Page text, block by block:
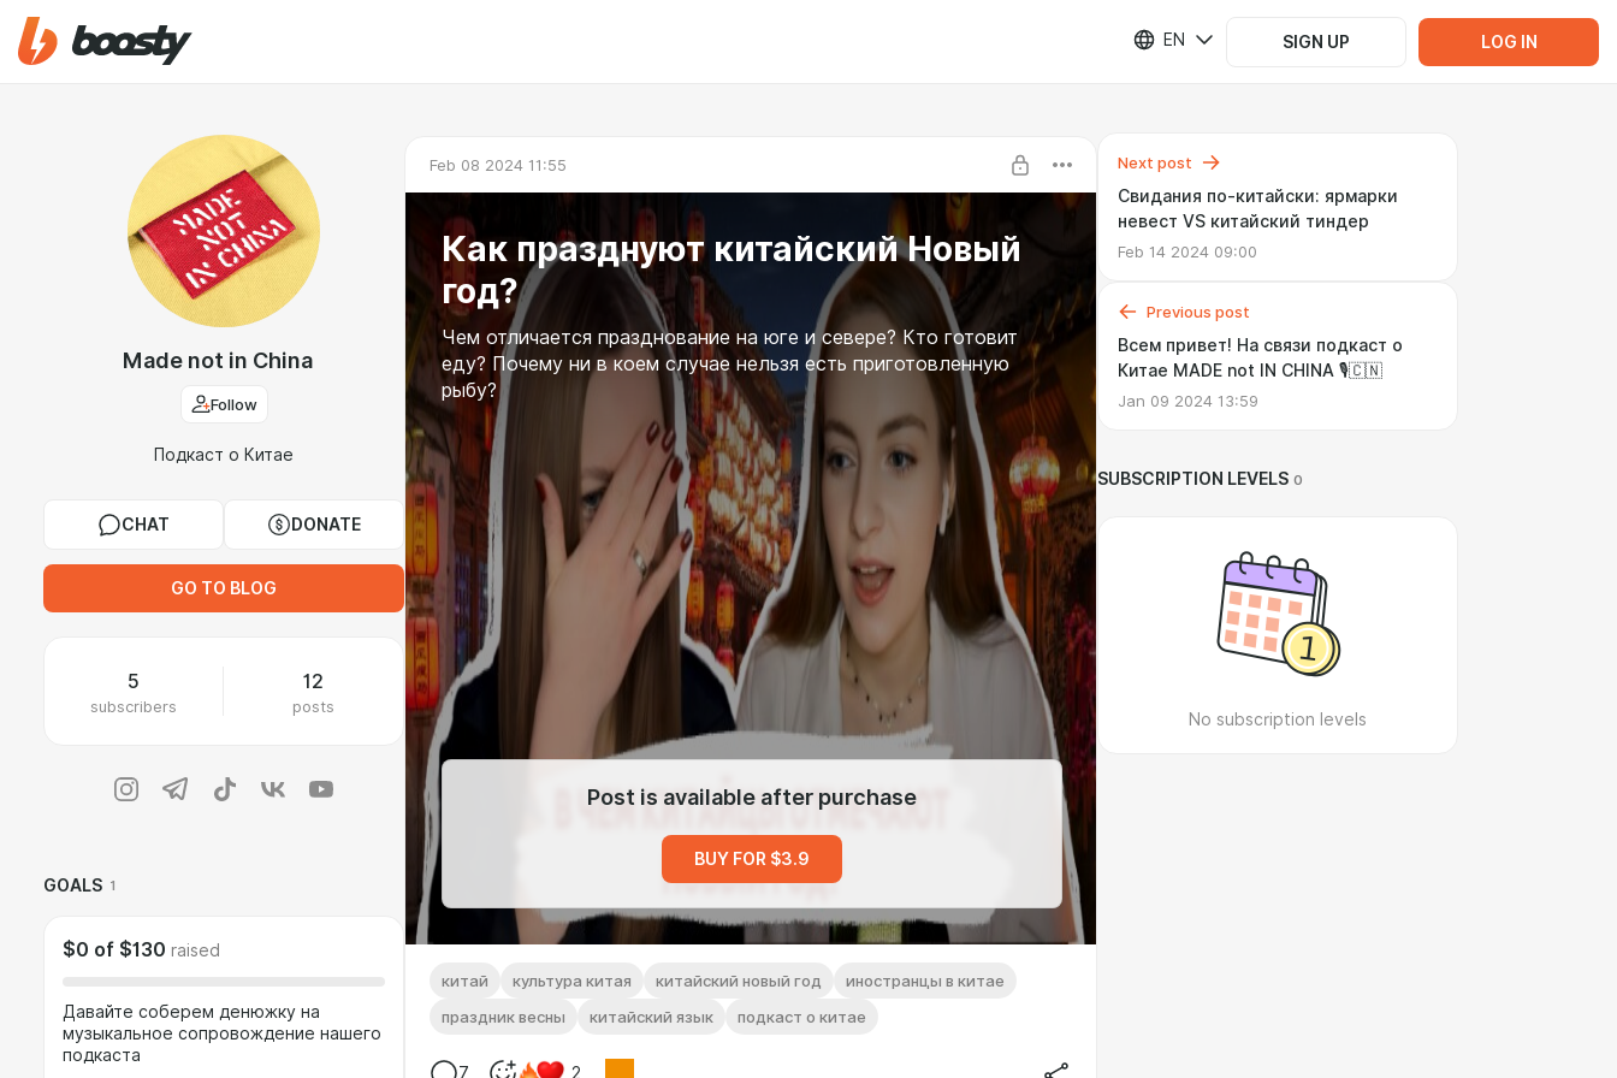
EN SIGN UP LOG IN
Made not in China
Follow
Подкаст о Китае
CHAT DONATE
GO TO BLOG
5
subscribers
12
posts
GOALS 1
$0 of $130 raised
Давайте соберем денюжку на
музыкальное сопровождение нашего
подкаста
Feb 08 2024 11:55
Как празднуют китайский Новый
год?
Чем отличается празднование на юге и севере? Кто готовит
еду? Почему ни в коем случае нельзя есть приготовленную
рыбу?
Post is available after purchase
BUY FOR $3.9
китай культура китая китайский новый год
иностранцы в китае
праздник весны
китайский язык подкаст о китае
7 2
Next post
Свидания по-китайски: ярмарки
невест VS китайский тиндер
Feb 14 2024 09:00
Previous post
Всем привет! На связи подкаст о
Китае MADE not IN CHINA 🎙️🇨🇳
Jan 09 2024 13:59
SUBSCRIPTION LEVELS 0
No subscription levels